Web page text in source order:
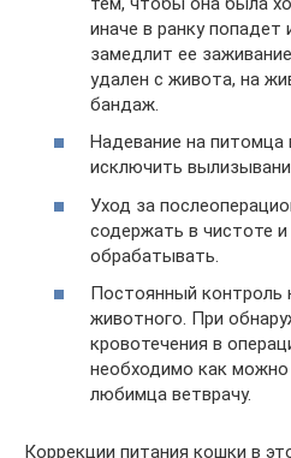
иначе в ранку
замедлит ее
удален с живота, на
бандаж.
Надевание на
исключить
Уход за
содержать в чистоте
обрабатывать.
Постоянный
животного. При
кровотечения в
необходимо как
любимца ветврачу.
Коррекции питания кошки в